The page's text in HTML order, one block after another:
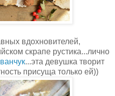
вдохновителей,
скрапе рустика...лично
...эта девушка творит
присуща только ей))